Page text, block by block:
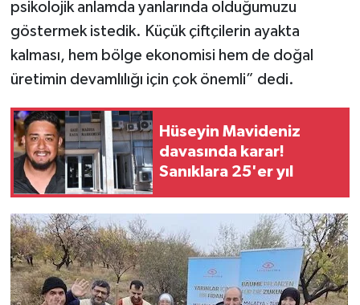
psikolojik anlamda yanlarında olduğumuzu
göstermek istedik. Küçük çiftçilerin ayakta
kalması, hem bölge ekonomisi hem de doğal
üretimin devamlılığı için çok önemli” dedi.
Hüseyin Mavideniz
davasında karar!
Sanıklara 25'er yıl